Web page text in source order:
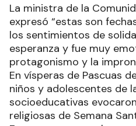
La ministra de la
expresó “estas son
los sentimientos de
esperanza y fue muy
protagonismo y la
En vísperas de Pascuas
niños y adolescentes de
socioeducativas
religiosas de Semana